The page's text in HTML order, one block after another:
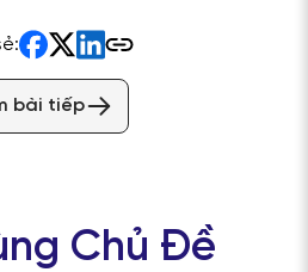
bài tiếp
Chủ Đề